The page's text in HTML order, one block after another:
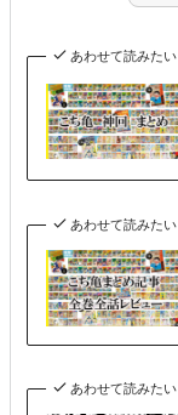
あわせて読みたい
あわせて読みたい
あわせて読みたい